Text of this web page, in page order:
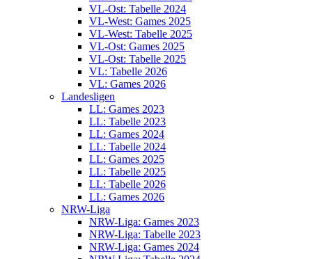
VL-Ost: Tabelle 2024
VL-West: Games 2025
VL-West: Tabelle 2025
VL-Ost: Games 2025
VL-Ost: Tabelle 2025
VL: Tabelle 2026
VL: Games 2026
Landesligen
LL: Games 2023
LL: Tabelle 2023
LL: Games 2024
LL: Tabelle 2024
LL: Games 2025
LL: Tabelle 2025
LL: Tabelle 2026
LL: Games 2026
NRW-Liga
NRW-Liga: Games 2023
NRW-Liga: Tabelle 2023
NRW-Liga: Games 2024